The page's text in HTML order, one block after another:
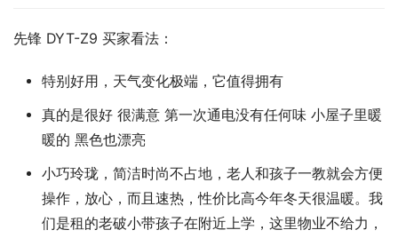
先锋 DYT-Z9 买家看法：
特别好用，天气变化极端，它值得拥有
真的是很好 很满意 第一次通电没有任何味 小屋子里暖
暖的 黑色也漂亮
小巧玲珑，简洁时尚不占地，老人和孩子一教就会方便
操作，放心，而且速热，性价比高今年冬天很温暖。我
们是租的老破小带孩子在附近上学，这里物业不给力，